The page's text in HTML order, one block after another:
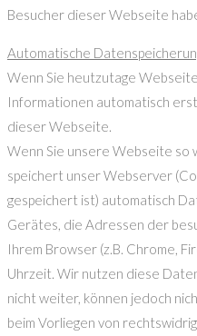
Besucher dieser Webseite
Automatische
Wenn Sie heutzutage
Informationen automatisch
dieser Webseite.
Wenn Sie unsere Webseite so
speichert unser Webserver
gespeichert ist) automatisch
Gerätes, die Adressen der
Ihrem Browser (z.B. Chrome,
Uhrzeit. Wir nutzen diese
nicht weiter, können jedoch
beim Vorliegen von